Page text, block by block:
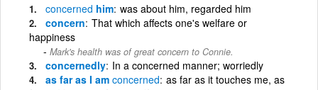
concerned him was about him, regarded him
concern That which affects one's welfare or
happiness
Mark's health was of great concern to Connie.
concernedly In a concerned manner; worriedly
as far as I am concerned as far as it touches me, as